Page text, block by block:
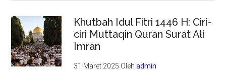
Khutbah Idul Fitri 1446 H: Ciri-
ciri Muttaqin Quran Surat Ali
Imran
31 Maret 2025 Olehadmin